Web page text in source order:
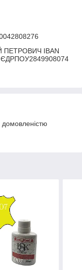
ПЕТРОВИЧ IBAN
ЄДРПОУ2849908074